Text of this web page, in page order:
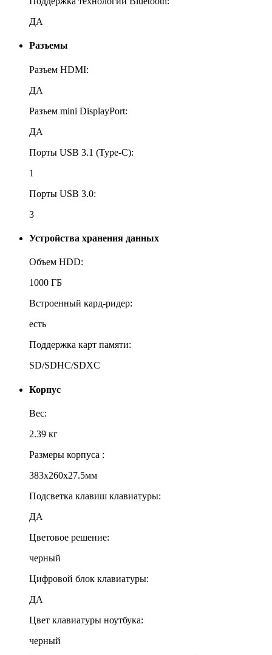
ДА
Разъемы
Разъем HDMI:
ДА
Разъем mini DisplayPort:
ДА
Порты USB 3.1 (Type-C):
1
Порты USB 3.0:
3
Устройства хранения данных
Объем HDD:
1000 ГБ
Встроенный кард-ридер:
есть
Поддержка карт памяти:
SD/SDHC/SDXC
Корпус
Вес:
2.39 кг
Размеры корпуса :
383x260x27.5мм
Подсветка клавиш клавиатуры:
ДА
Цветовое решение:
черный
Цифровой блок клавиатуры:
ДА
Цвет клавиатуры ноутбука:
черный